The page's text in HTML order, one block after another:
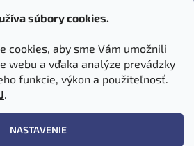
súbory cookies.
cookies, aby sme Vám umožnili
webu a vďaka analýze prevádzky
funkcie, výkon a použiteľnosť.
.
NASTAVENIE
online platby